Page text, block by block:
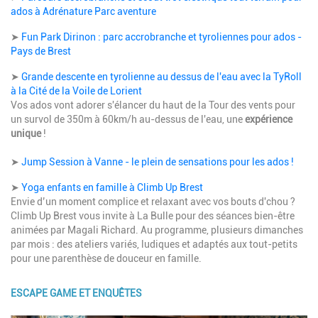
ados à Adrénature Parc aventure
➤ Fun Park Dirinon : parc accrobranche et tyroliennes pour ados -
Pays de Brest
➤ Grande descente en tyrolienne au dessus de l'eau avec la TyRoll
à la Cité de la Voile de Lorient
Vos ados vont adorer s'élancer du haut de la Tour des vents pour
un survol de 350m à 60km/h au-dessus de l'eau, uneexpérience
unique!
➤ Jump Session à Vanne - le plein de sensations pour les ados !
➤ Yoga enfants en famille à Climb Up Brest
Envie d’un moment complice et relaxant avec vos bouts d'chou ?
Climb Up Brest vous invite à La Bulle pour des séances bien-être
animées par Magali Richard. Au programme, plusieurs dimanches
par mois : des ateliers variés, ludiques et adaptés aux tout-petits
pour une parenthèse de douceur en famille.
ESCAPE GAME ET ENQUÊTES